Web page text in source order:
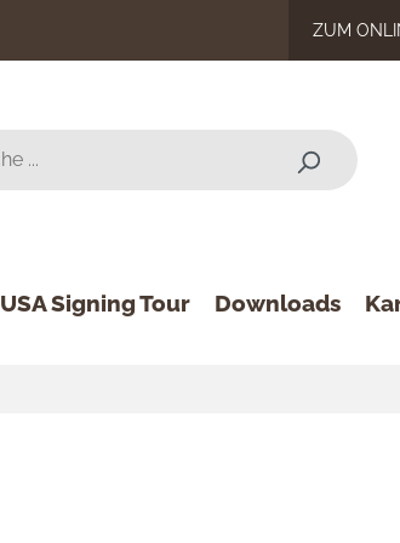
ZUM
USA Signing Tour Downloads